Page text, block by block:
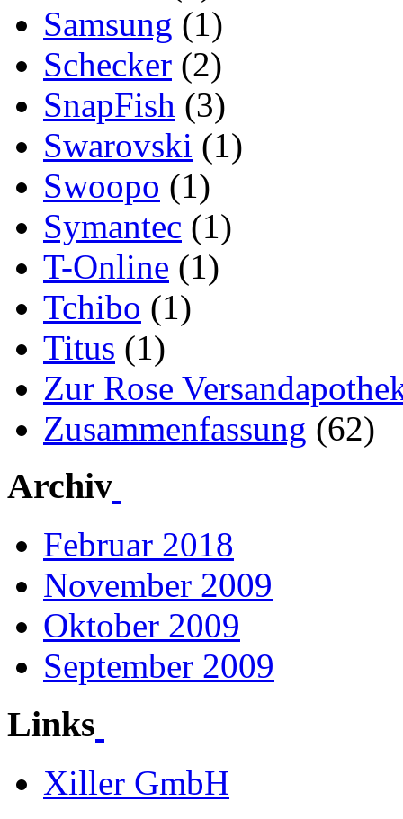
Samsung (1)
Schecker (2)
SnapFish (3)
Swarovski (1)
Swoopo (1)
Symantec (1)
T-Online (1)
Tchibo (1)
Titus (1)
Zur Rose
Zusammenfassung (62)
Archiv
Februar 2018
November 2009
Oktober 2009
September 2009
Links
Xiller GmbH